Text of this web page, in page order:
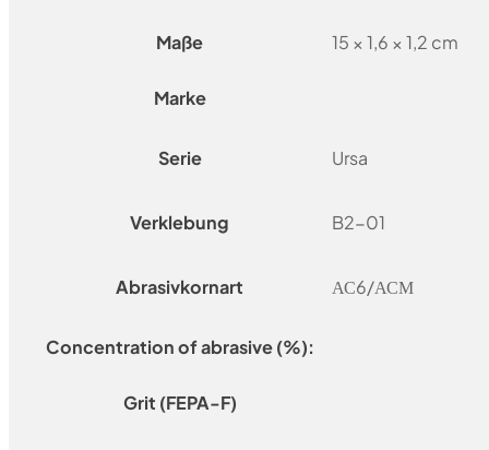
Maße 15 × 1,6 × 1,2 cm
Marke
Serie Ursa
Verklebung B2-01
Abrasivkornart АС6/АСМ
Concentration of abrasive (%):
Grit (FEPA-F)